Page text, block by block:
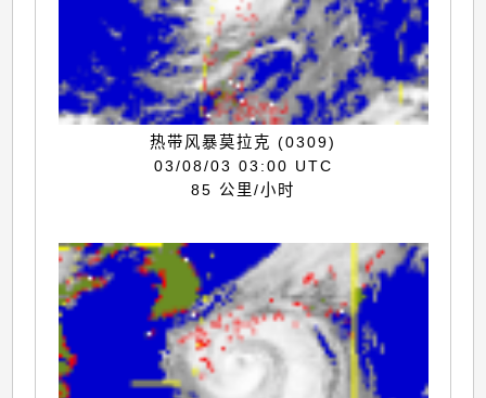
热带风暴莫拉克 (0309)
03/08/03 03:00 UTC
85 公里/小时